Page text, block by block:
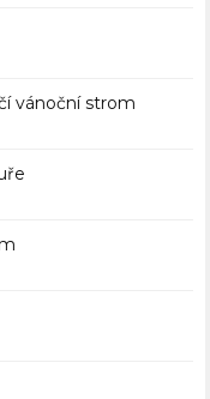
vánoční strom